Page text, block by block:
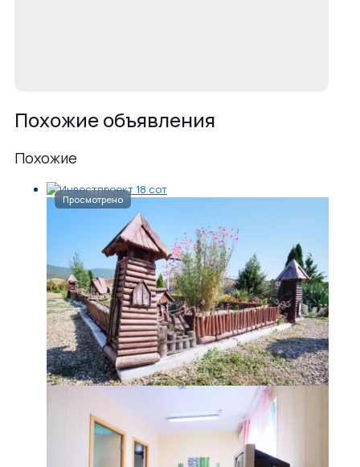
Похожие объявления
Похожие